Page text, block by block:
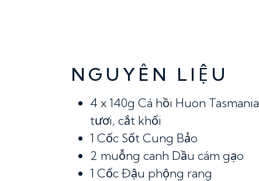
NGUYÊN LIỆU
4 x 140g Cá hồi Huon Tasmania
tươi, cắt khối
1 Cốc Sốt Cung Bảo
2 muỗng canh Dầu cám gạo
1 Cốc Đậu phộng rang